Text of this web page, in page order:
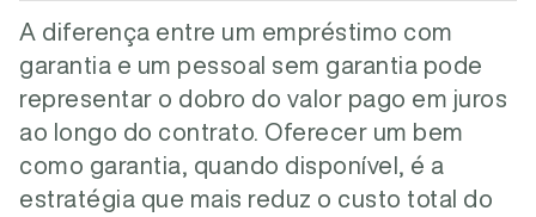
A diferença entre um empréstimo com
garantia e um pessoal sem garantia pode
representar o dobro do valor pago em juros
ao longo do contrato. Oferecer um bem
como garantia, quando disponível, é a
estratégia que mais reduz o custo total do